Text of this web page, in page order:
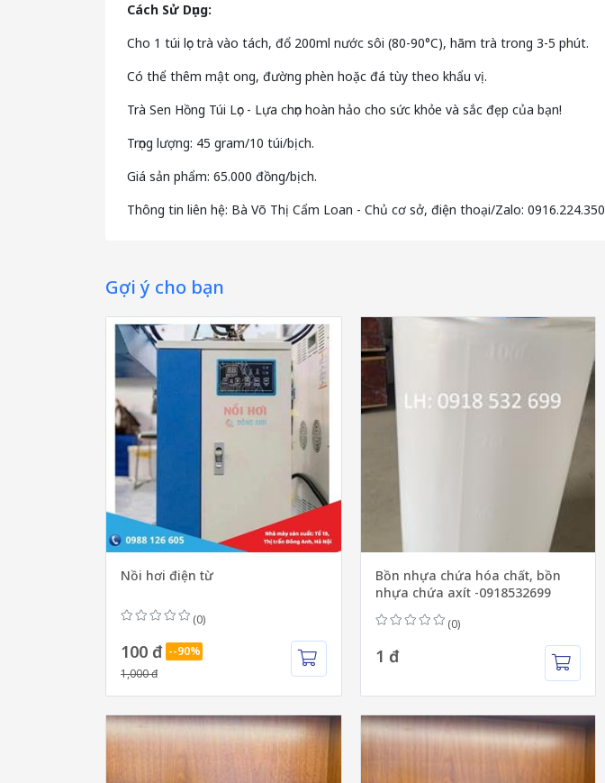
Cách Sử Dụng:
Cho 1 túi lọc trà vào tách, đổ 200ml nước sôi (80-90°C), hãm trà trong 3-5 phút.
Có thể thêm mật ong, đường phèn hoặc đá tùy theo khẩu vị.
Trà Sen Hồng Túi Lọc - Lựa chọn hoàn hảo cho sức khỏe và sắc đẹp của bạn!
Trọng lượng: 45 gram/10 túi/bịch.
Giá sản phẩm: 65.000 đồng/bịch.
Thông tin liên hệ: Bà Võ Thị Cẩm Loan - Chủ cơ sở, điện thoại/Zalo: 0916.224.350
Gợi ý cho bạn
Nồi hơi điện từ
(0)
100 đ --90%
1,000 đ
Bồn nhựa chứa hóa chất, bồn
nhựa chứa axít -0918532699
(0)
1 đ